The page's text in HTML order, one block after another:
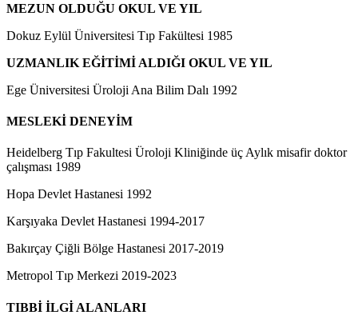
MEZUN OLDUĞU OKUL VE YIL
Dokuz Eylül Üniversitesi Tıp Fakültesi 1985
UZMANLIK EĞİTİMİ ALDIĞI OKUL VE YIL
Ege Üniversitesi Üroloji Ana Bilim Dalı 1992
MESLEKİ DENEYİM
Heidelberg Tıp Fakultesi Üroloji Kliniğinde üç Aylık misafir doktor
çalışması 1989
Hopa Devlet Hastanesi 1992
Karşıyaka Devlet Hastanesi 1994-2017
Bakırçay Çiğli Bölge Hastanesi 2017-2019
Metropol Tıp Merkezi 2019-2023
TIBBİ İLGİ ALANLARI